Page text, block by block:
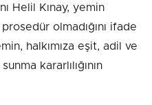
Helil Kınay, yemin
olmadığını ifade
halkımıza eşit, adil ve
kararlılığının